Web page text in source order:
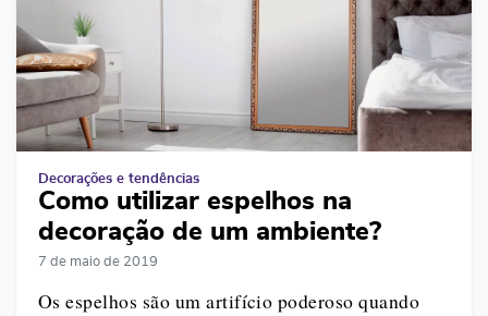
Decorações e tendências
Como utilizar espelhos na
decoração de um ambiente?
7 de maio de 2019
Os espelhos são um artifício poderoso quando